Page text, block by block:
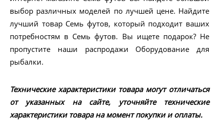
выбор различных моделей по лучшей цене. Найдите
лучший товар Семь футов, который подходит ваших
потребностям в Семь футов. Вы ищете подарок? Не
пропустите наши распродажи Оборудование для
рыбалки.
Технические характеристики товара могут отличаться
от указанных на сайте, уточняйте технические
характеристики товара на момент покупки и оплаты.